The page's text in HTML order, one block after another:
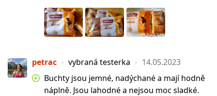
petrac vybraná testerka
14.05.2023
Buchty jsou jemné, nadýchané a mají hodně
náplně. Jsou lahodné a nejsou moc sladké.